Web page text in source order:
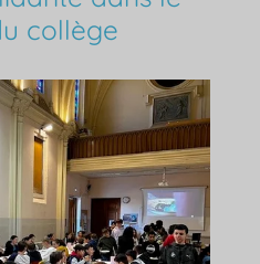
collège